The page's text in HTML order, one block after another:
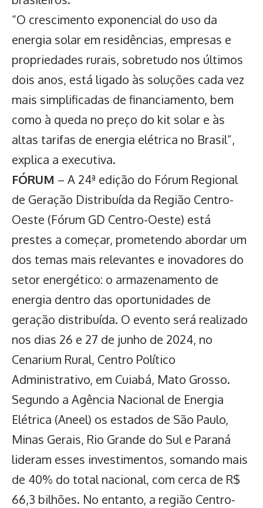
“O crescimento exponencial do uso da
energia solar em residências, empresas e
propriedades rurais, sobretudo nos últimos
dois anos, está ligado às soluções cada vez
mais simplificadas de financiamento, bem
como à queda no preço do kit solar e às
altas tarifas de energia elétrica no Brasil”,
explica a executiva.
FÓRUM – A 24ª edição do Fórum Regional
de Geração Distribuída da Região Centro-
Oeste (Fórum GD Centro-Oeste) está
prestes a começar, prometendo abordar um
dos temas mais relevantes e inovadores do
setor energético: o armazenamento de
energia dentro das oportunidades de
geração distribuída. O evento será realizado
nos dias 26 e 27 de junho de 2024, no
Cenarium Rural, Centro Político
Administrativo, em Cuiabá, Mato Grosso.
Segundo a Agência Nacional de Energia
Elétrica (Aneel) os estados de São Paulo,
Minas Gerais, Rio Grande do Sul e Paraná
lideram esses investimentos, somando mais
de 40% do total nacional, com cerca de R$
66,3 bilhões. No entanto, a região Centro-